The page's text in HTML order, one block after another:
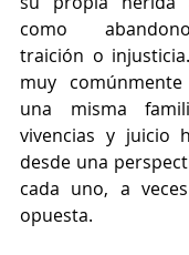
como
traición o
muy
una misma
vivencias y juicio
desde una
cada uno, a
opuesta.